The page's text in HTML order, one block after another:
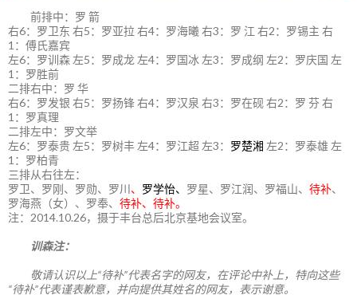
前排中：罗 箭
右6：罗卫东 右5：罗亚拉 右4：罗海曦 右3：罗 江 右2：罗锡主 右
1：傅氏嘉宾
左6：罗训森 左5：罗成龙 左4：罗国冰 左3：罗成纲 左2：罗庆国 左
1：罗胜前
二排右中：罗 华
右6：罗发银 右5：罗扬锋 右4：罗汉泉 右3：罗在砚 右2：罗 芬 右
1：罗真理
二排左中：罗文举
左6：罗泰贵 左5：罗树丰 左4：罗江超 左3： 罗楚湘 左2：罗泰雄 左
1：罗柏青
三排从右往左：
罗卫、罗刚、罗勋、罗川 、 罗学怡、 罗星、罗江润、罗福山、 待补、
罗海燕（女）、罗奉、 待补、待补。
注：2014.10.26，摄于丰台总后北京基地会议室。
训森注：
敬请认识以上“待补”代表名字的网友，在评论中补上，特向这些
“待补”代表谨表歉意，并向提供其姓名的网友，表示谢意。